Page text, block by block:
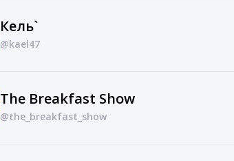
Кель`
@kael47
The Breakfast Show
@the_breakfast_show